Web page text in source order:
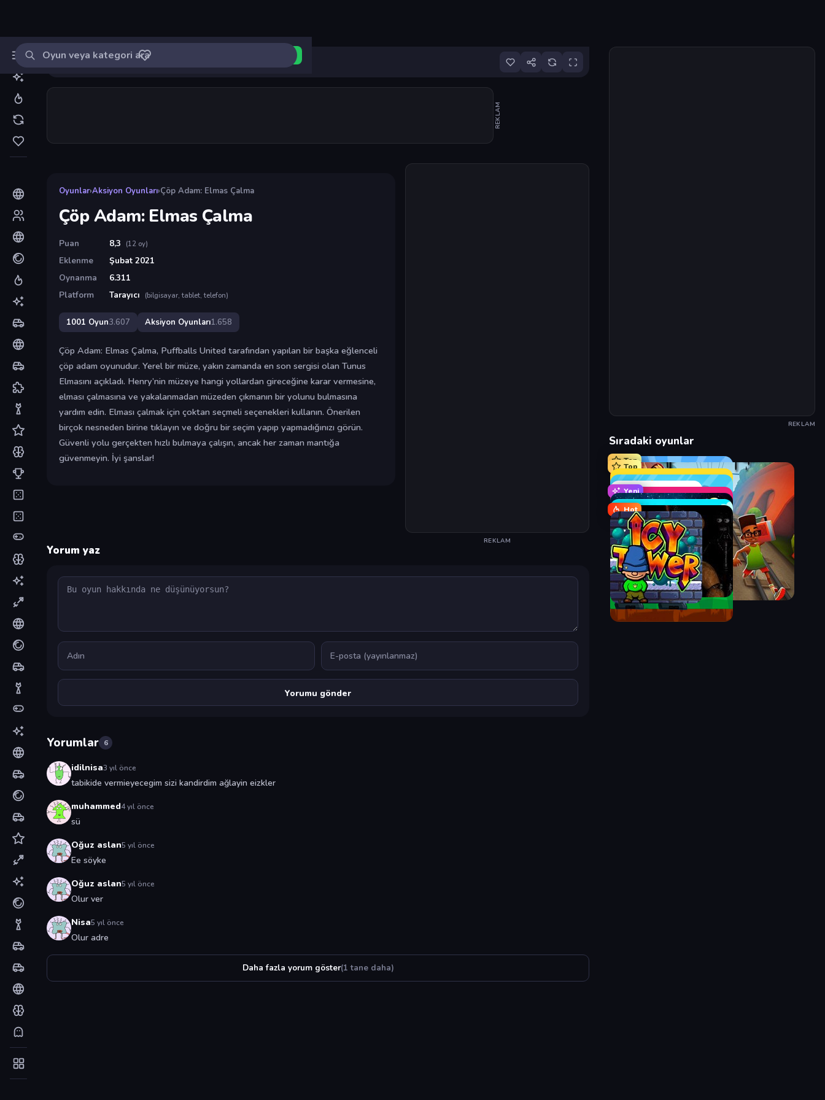
MinikOyuncu
Oyun ara
Oyunu başlat
Çöp Adam: Elmas Çalma
REKLAM
REKLAM
Sıradaki oyunlar
Top
Top
Yeni
Hot
Oyunlar›Aksiyon Oyunları›Çöp Adam: Elmas Çalma
Çöp Adam: Elmas Çalma
Puan 8,3 (12 oy)
Eklenme
Şubat 2021
Oynanma
6.311
Platform
Tarayıcı (bilgisayar, tablet, telefon)
1001 Oyun3.607 Aksiyon Oyunları1.658
Çöp Adam: Elmas Çalma, Puffballs United tarafından yapılan bir başka eğlenceli
çöp adam oyunudur. Yerel bir müze, yakın zamanda en son sergisi olan Tunus
Elmasını açıkladı. Henry’nin müzeye hangi yollardan gireceğine karar vermesine,
elması çalmasına ve yakalanmadan müzeden çıkmanın bir yolunu bulmasına
yardım edin. Elması çalmak için çoktan seçmeli seçenekleri kullanın. Önerilen
birçok nesneden birine tıklayın ve doğru bir seçim yapıp yapmadığınızı görün.
Güvenli yolu gerçekten hızlı bulmaya çalışın, ancak her zaman mantığa
güvenmeyin. İyi şanslar!
REKLAM
Yorum yaz
Yorum
Ad E-posta
Yorumlar 6
idilnisa3 yıl önce
tabikide vermieyecegim sizi kandirdim ağlayin eizkler
muhammed4 yıl önce
sü
Oğuz aslan5 yıl önce
Ee söyke
Oğuz aslan5 yıl önce
Olur ver
Nisa5 yıl önce
Olur adre
Daha fazla yorum göster(1 tane daha)